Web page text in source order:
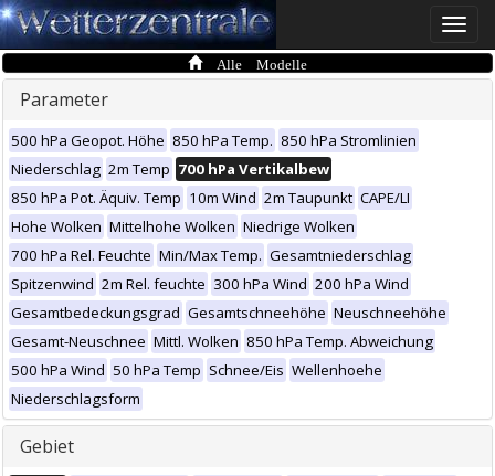
Toggle
Alle Modelle
Parameter
500 hPa Geopot. Höhe 850 hPa Temp. 850 hPa Stromlinien
Niederschlag 2m Temp 700 hPa Vertikalbew
850 hPa Pot. Äquiv. Temp 10m Wind 2m Taupunkt CAPE/LI
Hohe Wolken Mittelhohe Wolken Niedrige Wolken
700 hPa Rel. Feuchte Min/Max Temp. Gesamtniederschlag
Spitzenwind 2m Rel. feuchte 300 hPa Wind 200 hPa Wind
Gesamtbedeckungsgrad Gesamtschneehöhe Neuschneehöhe
Gesamt-Neuschnee Mittl. Wolken 850 hPa Temp. Abweichung
500 hPa Wind 50 hPa Temp Schnee/Eis Wellenhoehe
Niederschlagsform
Gebiet